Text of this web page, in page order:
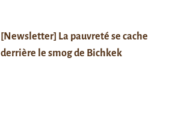
[Newsletter] La pauvreté se cache
derrière le smog de Bichkek